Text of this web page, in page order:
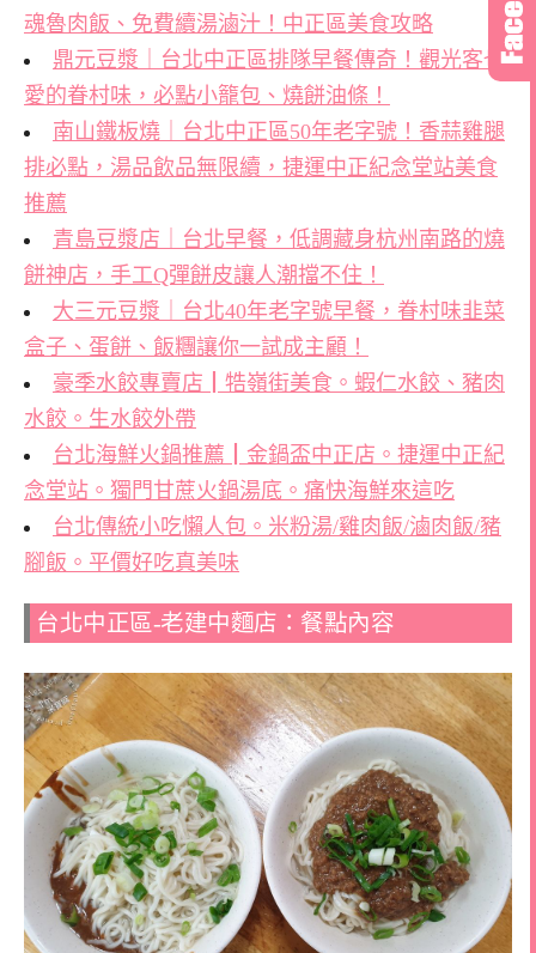
魂魯肉飯、免費續湯滷汁！中正區美食攻略
鼎元豆漿｜台北中正區排隊早餐傳奇！觀光客也
愛的眷村味，必點小籠包、燒餅油條！
南山鐵板燒｜台北中正區50年老字號！香蒜雞腿
排必點，湯品飲品無限續，捷運中正紀念堂站美食
推薦
青島豆漿店｜台北早餐，低調藏身杭州南路的燒
餅神店，手工Q彈餅皮讓人潮擋不住！
大三元豆漿｜台北40年老字號早餐，眷村味韭菜
盒子、蛋餅、飯糰讓你一試成主顧！
豪季水餃專賣店┃牿嶺街美食。蝦仁水餃、豬肉
水餃。生水餃外帶
台北海鮮火鍋推薦┃金鍋盃中正店。捷運中正紀
念堂站。獨門甘蔗火鍋湯底。痛快海鮮來這吃
台北傳統小吃懶人包。米粉湯/雞肉飯/滷肉飯/豬
腳飯。平價好吃真美味
台北中正區-老建中麵店：餐點內容